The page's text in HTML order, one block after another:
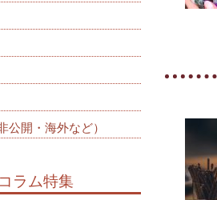
公開・海外など）
ラム特集